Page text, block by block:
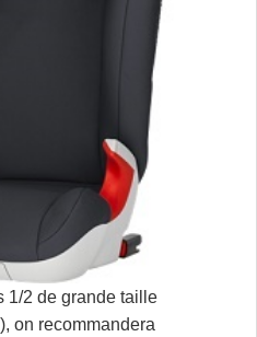
1/2 de grande taille
on recommandera